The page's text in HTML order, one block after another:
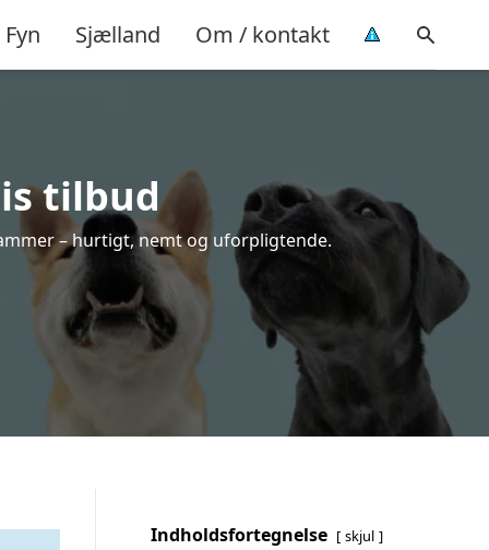
Fyn Sjælland Om / kontakt
tilbud
– hurtigt, nemt og uforpligtende.
Indholdsfortegnelse skjul